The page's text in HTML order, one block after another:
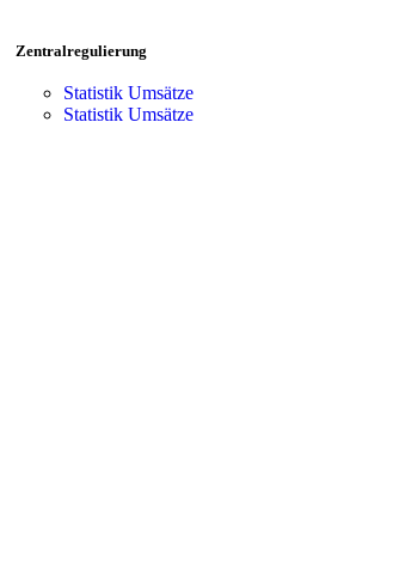
Zentralregulierung
Statistik Umsätze
Statistik Umsätze